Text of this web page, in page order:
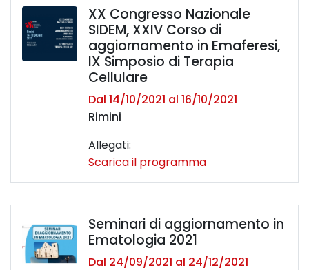
XX Congresso Nazionale
SIDEM, XXIV Corso di
aggiornamento in Emaferesi,
IX Simposio di Terapia
Cellulare
Dal 14/10/2021 al 16/10/2021
Rimini
Allegati:
Scarica il programma
Seminari di aggiornamento in
Ematologia 2021
Dal 24/09/2021 al 24/12/2021